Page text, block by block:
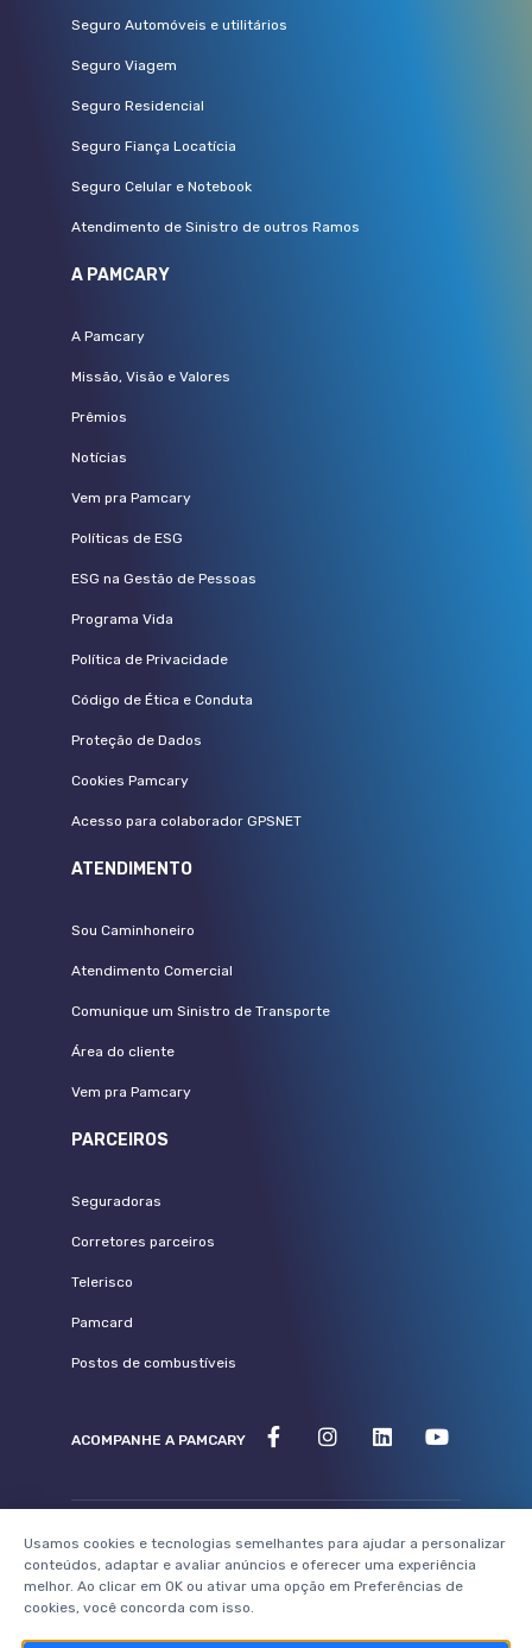
Seguro Automóveis e utilitários
Seguro Viagem
Seguro Residencial
Seguro Fiança Locatícia
Seguro Celular e Notebook
Atendimento de Sinistro de outros Ramos
A PAMCARY
A Pamcary
Missão, Visão e Valores
Prêmios
Notícias
Vem pra Pamcary
Políticas de ESG
ESG na Gestão de Pessoas
Programa Vida
Política de Privacidade
Código de Ética e Conduta
Proteção de Dados
Cookies Pamcary
Acesso para colaborador GPSNET
ATENDIMENTO
Sou Caminhoneiro
Atendimento Comercial
Comunique um Sinistro de Transporte
Área do cliente
Vem pra Pamcary
PARCEIROS
Seguradoras
Corretores parceiros
Telerisco
Pamcard
Postos de combustíveis
ACOMPANHE A PAMCARY
©2023 - Pamcary - Todos os direitos reservados
Powered by:
Usamos cookies e tecnologias semelhantes para ajudar a personalizar
conteúdos, adaptar e avaliar anúncios e oferecer uma experiência
melhor. Ao clicar em OK ou ativar uma opção em Preferências de
cookies, você concorda com isso.